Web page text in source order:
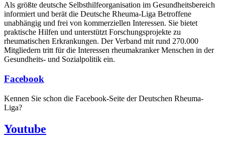
Als größte deutsche Selbsthilfe­organisation im Gesundheitsbereich
informiert und berät die Deutsche Rheuma-Liga Betroffene
unabhängig und frei von kommerziellen Interessen. Sie bietet
praktische Hilfen und unterstützt Forschungsprojekte zu
rheumatischen Erkrankungen. Der Verband mit rund 270.000
Mitgliedern tritt für die Interessen rheumakranker Menschen in der
Gesundheits- und Sozialpolitik ein.
Facebook
Kennen Sie schon die Facebook-Seite der Deutschen Rheuma-
Liga?
Youtube